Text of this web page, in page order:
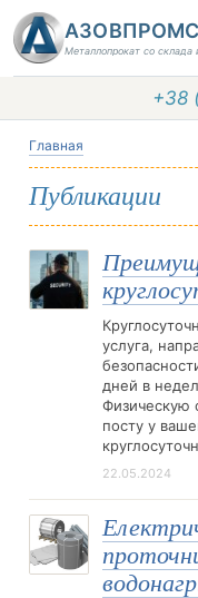
Металлопрокат со склада
+38
Главная
Публикации
услуга,
дней в
Физическую
посту у
22.05.2024